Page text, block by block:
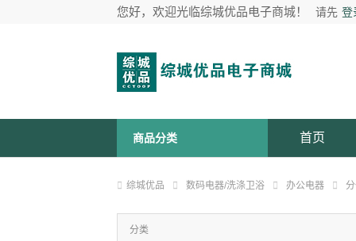
您好，欢迎光临综城优品电子商城！ 请先 登
商品分类 首页
综城优品 数码电器/洗涤卫浴 办公电器
分类